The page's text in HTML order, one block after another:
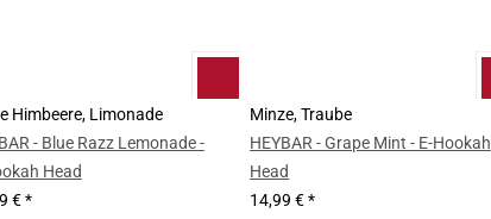
Himbeere, Limonade
- Blue Razz Lemonade -
Head
€*
Minze, Traube
HEYBAR - Grape Mint - E-Hookah
Head
14,99 €*